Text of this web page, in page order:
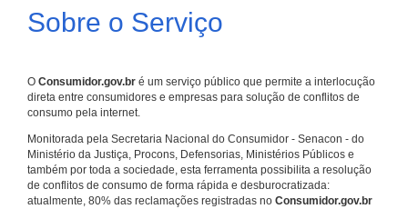
Sobre o Serviço
O Consumidor.gov.br é um serviço público que permite a interlocução
direta entre consumidores e empresas para solução de conflitos de
consumo pela internet.
Monitorada pela Secretaria Nacional do Consumidor - Senacon - do
Ministério da Justiça, Procons, Defensorias, Ministérios Públicos e
também por toda a sociedade, esta ferramenta possibilita a resolução
de conflitos de consumo de forma rápida e desburocratizada:
atualmente, 80% das reclamações registradas no Consumidor.gov.br